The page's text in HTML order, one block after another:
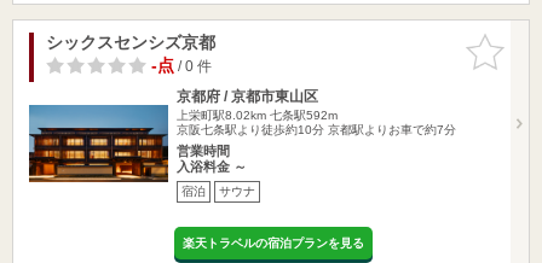
お気に入
りに追加
シックスセンシズ京都
-点/ 0 件
京都府 / 京都市東山区
上栄町駅8.02km 七条駅592m
京阪七条駅より徒歩約10分 京都駅よりお車で約7分
営業時間
入浴料金 ～
宿泊 サウナ
楽天トラベルの宿泊プランを見る